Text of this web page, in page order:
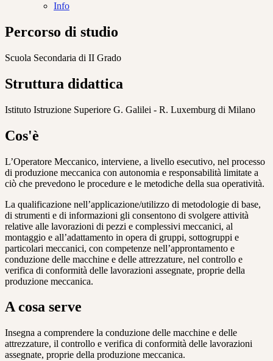
Info
Percorso di studio
Scuola Secondaria di II Grado
Struttura didattica
Istituto Istruzione Superiore G. Galilei - R. Luxemburg di Milano
Cos'è
L’Operatore Meccanico, interviene, a livello esecutivo, nel processo
di produzione meccanica con autonomia e responsabilità limitate a
ciò che prevedono le procedure e le metodiche della sua operatività.
La qualificazione nell’applicazione/utilizzo di metodologie di base,
di strumenti e di informazioni gli consentono di svolgere attività
relative alle lavorazioni di pezzi e complessivi meccanici, al
montaggio e all’adattamento in opera di gruppi, sottogruppi e
particolari meccanici, con competenze nell’approntamento e
conduzione delle macchine e delle attrezzature, nel controllo e
verifica di conformità delle lavorazioni assegnate, proprie della
produzione meccanica.
A cosa serve
Insegna a comprendere la conduzione delle macchine e delle
attrezzature, il controllo e verifica di conformità delle lavorazioni
assegnate, proprie della produzione meccanica.